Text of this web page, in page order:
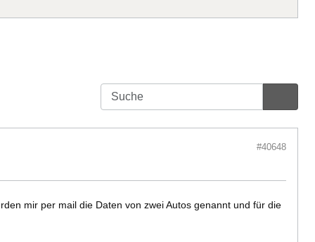
#40648
mir per mail die Daten von zwei Autos genannt und für die